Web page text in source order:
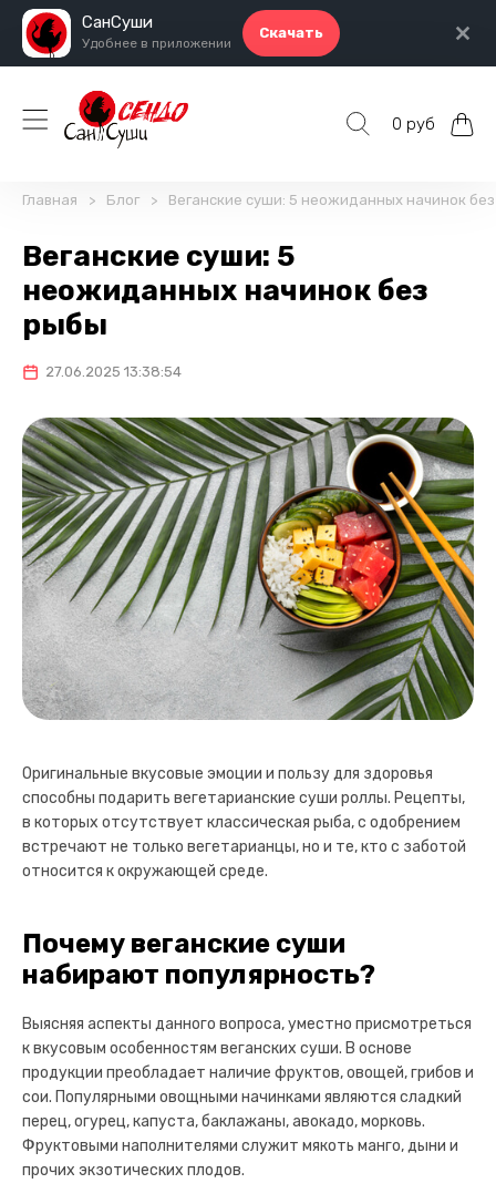
СанСуши
Удобнее в приложении
Скачать
0 руб
Главная Блог Веганские суши: 5 неожиданных начинок
Веганские суши: 5
неожиданных начинок без
рыбы
27.06.2025 13:38:54
Оригинальные вкусовые эмоции и пользу для здоровья
способны подарить вегетарианские суши роллы. Рецепты,
в которых отсутствует классическая рыба, с одобрением
встречают не только вегетарианцы, но и те, кто с заботой
относится к окружающей среде.
Почему веганские суши
набирают популярность?
Выясняя аспекты данного вопроса, уместно присмотреться
к вкусовым особенностям веганских суши. В основе
продукции преобладает наличие фруктов, овощей, грибов и
сои. Популярными овощными начинками являются сладкий
перец, огурец, капуста, баклажаны, авокадо, морковь.
Фруктовыми наполнителями служит мякоть манго, дыни и
прочих экзотических плодов.